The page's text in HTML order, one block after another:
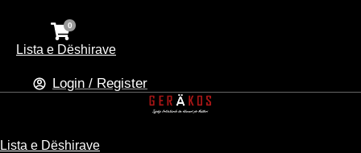
Lista e Dëshirave
Login / Register
Lista e Dëshirave